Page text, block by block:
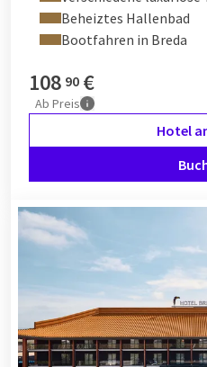
Beheiztes Hallenbad
Bootfahren in Breda
108 90 €
Ab Preis
Hotel